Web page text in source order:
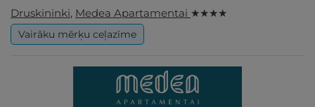
Druskininki, Medea Apartamentai ★ ★ ★ ★
Vairāku mērķu ceļazīme